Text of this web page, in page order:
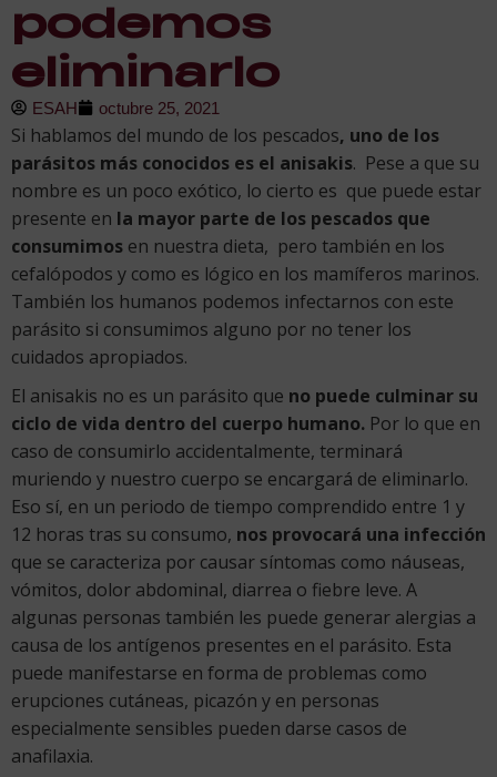
podemos
eliminarlo
ESAH octubre 25, 2021
Si hablamos del mundo de los pescados, uno de los
parásitos más conocidos es el anisakis. Pese a que su
nombre es un poco exótico, lo cierto es que puede estar
presente en la mayor parte de los pescados que
consumimos en nuestra dieta, pero también en los
cefalópodos y como es lógico en los mamíferos marinos.
También los humanos podemos infectarnos con este
parásito si consumimos alguno por no tener los
cuidados apropiados.
El anisakis no es un parásito que no puede culminar su
ciclo de vida dentro del cuerpo humano. Por lo que en
caso de consumirlo accidentalmente, terminará
muriendo y nuestro cuerpo se encargará de eliminarlo.
Eso sí, en un periodo de tiempo comprendido entre 1 y
12 horas tras su consumo, nos provocará una infección
que se caracteriza por causar síntomas como náuseas,
vómitos, dolor abdominal, diarrea o fiebre leve. A
algunas personas también les puede generar alergias a
causa de los antígenos presentes en el parásito. Esta
puede manifestarse en forma de problemas como
erupciones cutáneas, picazón y en personas
especialmente sensibles pueden darse casos de
anafilaxia.